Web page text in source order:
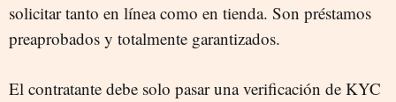
solicitar tanto en línea como en tienda. Son préstamos
preaprobados y totalmente garantizados.
El contratante debe solo pasar una verificación de KYC